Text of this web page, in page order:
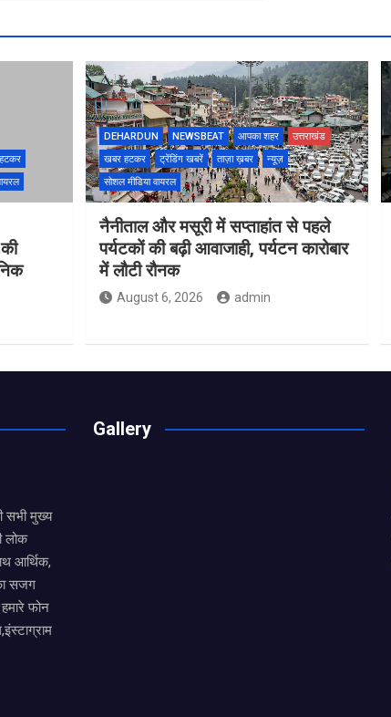
DEHARDUN NEWSBEAT आपका शहर
उत्तराखंड
खबर हटकर
ट्रेंडिंग खबरें ताज़ा ख़बर
न्यूज़
सोशल मीडिया वायरल
नैनीताल और मसूरी में सप्ताहांत से पहले
पर्यटकों की बढ़ी आवाजाही, पर्यटन कारोबार
में लौटी रौनक
August 6, 2026 admin
सभी मुख्य
लोक
आर्थिक,
सजग
फोन
Gallery